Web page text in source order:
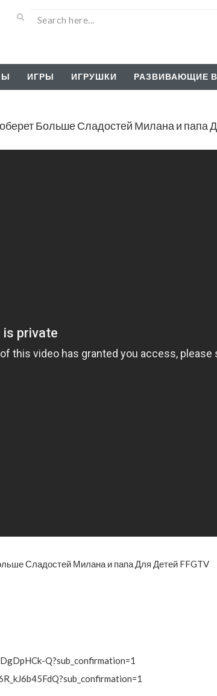
ИГРЫ ИГРУШКИ РАЗВИВАЮЩИЕ
Больше Сладостей Милана и папа
Сладостей Милана и папа Для Детей FFGTV
Q?sub_confirmation=1